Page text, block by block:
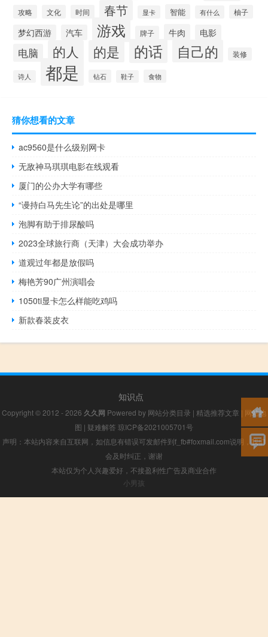
攻略 文化 时间 春节 显卡 智能 有什么 柚子
梦幻西游 汽车 游戏 牌子 牛肉 电影
电脑 的人 的是 的话 自己的 装修
诗人 都是 钻石 鞋子 食物
猜你想看的文章
ac9560是什么级别网卡
无敌神马琪琪电影在线观看
厦门的公办大学有哪些
“谩持白马先生论”的出处是哪里
泡脚有助于排尿酸吗
2023全球旅行商（天津）大会成功举办
道观过年都是放假吗
梅艳芳90广州演唱会
1050ti显卡怎么样能吃鸡吗
新款春装皮衣
知识点
Copyright © 2012 - 2026 久久网 Powered by 网站分类目录 | 精选推荐文章 | 网站地
图 | 疑难解答 琼ICP备2021005701号
声明：本站内容来自互联网，如信息有错误可发邮件到f_fb#foxmail.com说明，我们
会及时纠正，谢谢
本站仅为个人兴趣爱好，不接盈利性广告及商业合作
小男孩